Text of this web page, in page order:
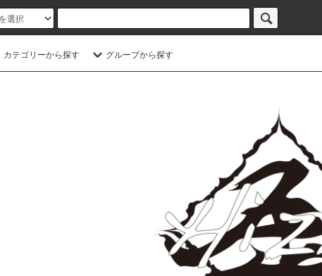
カテゴリーから探す グループから探す